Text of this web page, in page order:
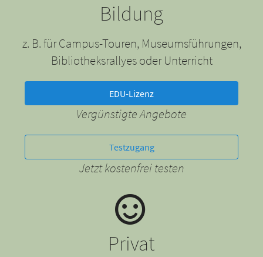
Bildung
z. B. für Campus-Touren, Museumsführungen,
Bibliotheksrallyes oder Unterricht
EDU-Lizenz
Vergünstigte Angebote
Testzugang
Jetzt kostenfrei testen
Privat